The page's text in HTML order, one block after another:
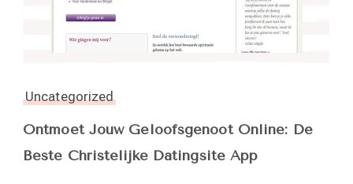
Uncategorized
Ontmoet Jouw Geloofsgenoot Online: De
Beste Christelijke Datingsite App